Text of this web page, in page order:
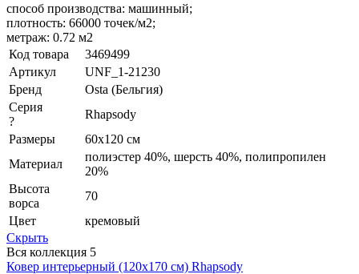
способ производства: машинный;
плотность: 66000 точек/м2;
метраж: 0.72 м2
Код товара
3469499
Артикул
UNF_1-21230
Бренд
Osta (Бельгия)
Серия
?
Rhapsody
Размеры
60x120 см
Материал
полиэстер 40%, шерсть 40%, полипропилен
20%
Высота
ворса
70
Цвет
кремовый
Скрыть
Вся коллекция 5
Ковер интерьерный (120x170 см) Rhapsody